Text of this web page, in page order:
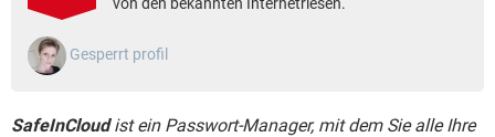
FACEBOOK HARDWARE
Gesperrt profil
SafeInCloudist ein Passwort-Manager, mit dem Sie alle Ihre